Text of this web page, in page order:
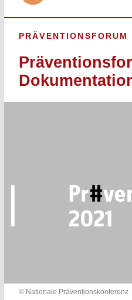
PRÄVENTIONSFORUM
© Nationale Präventionskonferenz